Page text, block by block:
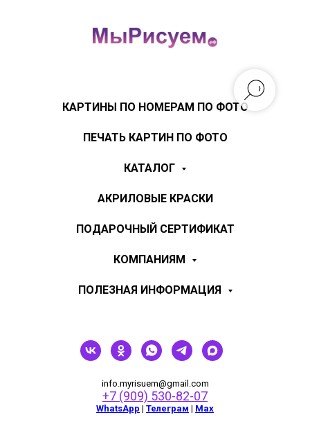
КАРТИНЫ ПО НОМЕРАМ ПО ФОТО
ПЕЧАТЬ КАРТИН ПО ФОТО
КАТАЛОГ
АКРИЛОВЫЕ КРАСКИ
ПОДАРОЧНЫЙ СЕРТИФИКАТ
КОМПАНИЯМ
ПОЛЕЗНАЯ ИНФОРМАЦИЯ
info.myrisuem@gmail.com
+7 (909) 530-82-07
WhatsApp | Телеграм | Мах